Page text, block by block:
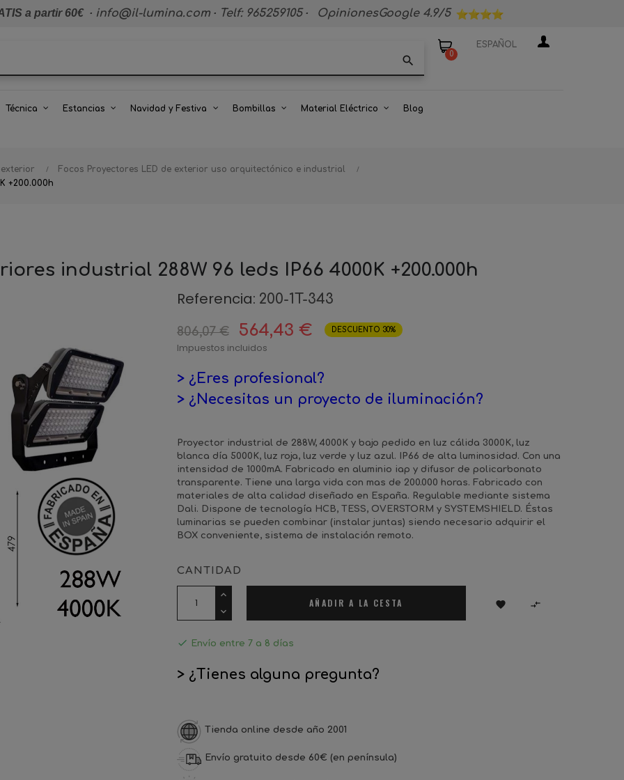
a partir 60€· info@il-lumina.com · Telf: 965259105 · OpinionesGoogle 4.9/5
search 0
ESPAÑOL
Técnica Estancias Navidad y Festiva Bombillas Material Eléctrico Blog
Focos Proyectores LED de exterior uso arquitectónico e industrial
+200.000h
industrial 288W 96 leds IP66 4000K +200.000h
Referencia: 200-1T-343
806,07 € 564,43 € DESCUENTO 30%
Impuestos incluidos
> ¿Eres profesional?
> ¿Necesitas un proyecto de iluminación?
Proyector industrial de 288W, 4000K y bajo pedido en luz cálida 3000K, luz
blanca día 5000K, luz roja, luz verde y luz azul. IP66 de alta luminosidad. Con una
intensidad de 1000mA. Fabricado en aluminio iap y difusor de policarbonato
transparente. Tiene una larga vida con mas de 200.000 horas. Fabricado con
materiales de alta calidad diseñado en España. Regulable mediante sistema
Dali. Dispone de tecnología HCB, TESS, OVERSTORM y SYSTEMSHIELD. Éstas
luminarias se pueden combinar (instalar juntas) siendo necesario adquirir el
BOX conveniente, sistema de instalación remoto.
CANTIDAD
AÑADIR A LA CESTA  
 Envío entre 7 a 8 días
> ¿Tienes alguna pregunta?
Tienda online desde año 2001
Envío gratuito desde 60€ (en península)